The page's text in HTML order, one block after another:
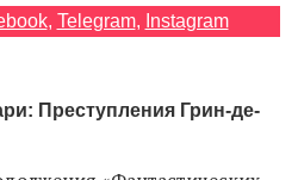
, Telegram, Instagram
Преступления Грин-де-